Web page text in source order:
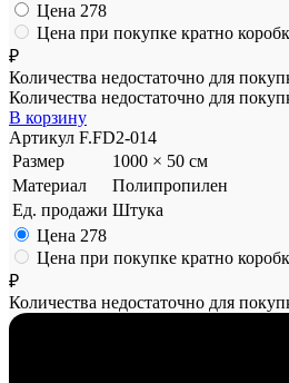
Цена 278
Цена при покупке кратно
₽
Количества недостаточно для
Количества недостаточно для
В корзину
Артикул F.FD2-014
Размер
1000 × 50 см
Материал
Полипропилен
Ед. продажи Штука
Цена 278
Цена при покупке кратно
₽
Количества недостаточно для